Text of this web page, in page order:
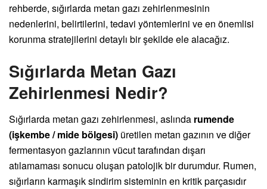
rehberde, sığırlarda metan gazı zehirlenmesinin
nedenlerini, belirtilerini, tedavi yöntemlerini ve en önemlisi
korunma stratejilerini detaylı bir şekilde ele alacağız.
Sığırlarda Metan Gazı
Zehirlenmesi Nedir?
Sığırlarda metan gazı zehirlenmesi, aslında rumende
(işkembe / mide bölgesi) üretilen metan gazının ve diğer
fermentasyon gazlarının vücut tarafından dışarı
atılamaması sonucu oluşan patolojik bir durumdur. Rumen,
sığırların karmaşık sindirim sisteminin en kritik parçasıdır